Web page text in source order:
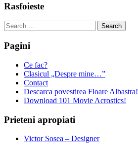
Rasfoieste
Search
for:
Pagini
Ce fac?
Clasicul „Despre mine…”
Contact
Descarca povestirea Floare Albastra!
Download 101 Movie Acrostics!
Prieteni apropiati
Victor Sosea – Designer